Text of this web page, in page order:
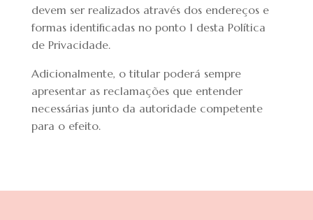
devem ser realizados através dos endereços e
formas identificadas no ponto 1 desta Política
de Privacidade.
Adicionalmente, o titular poderá sempre
apresentar as reclamações que entender
necessárias junto da autoridade competente
para o efeito.